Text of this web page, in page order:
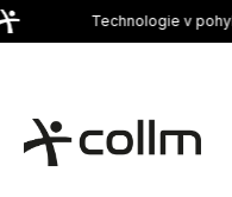
Přejít
na
Technologie v